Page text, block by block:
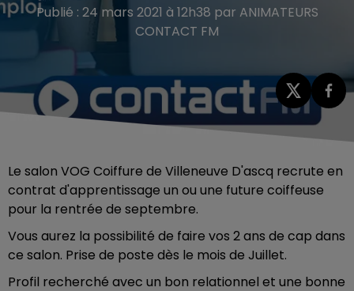
Publié : 24 mars 2021 à 12h38 par ANIMATEURS
CONTACT FM
Le salon VOG Coiffure de Villeneuve D'ascq recrute en
contrat d'apprentissage un ou une future coiffeuse
pour la rentrée de septembre.
Vous aurez la possibilité de faire vos 2 ans de cap dans
ce salon. Prise de poste dès le mois de Juillet.
Profil recherché avec un bon relationnel et une bonne